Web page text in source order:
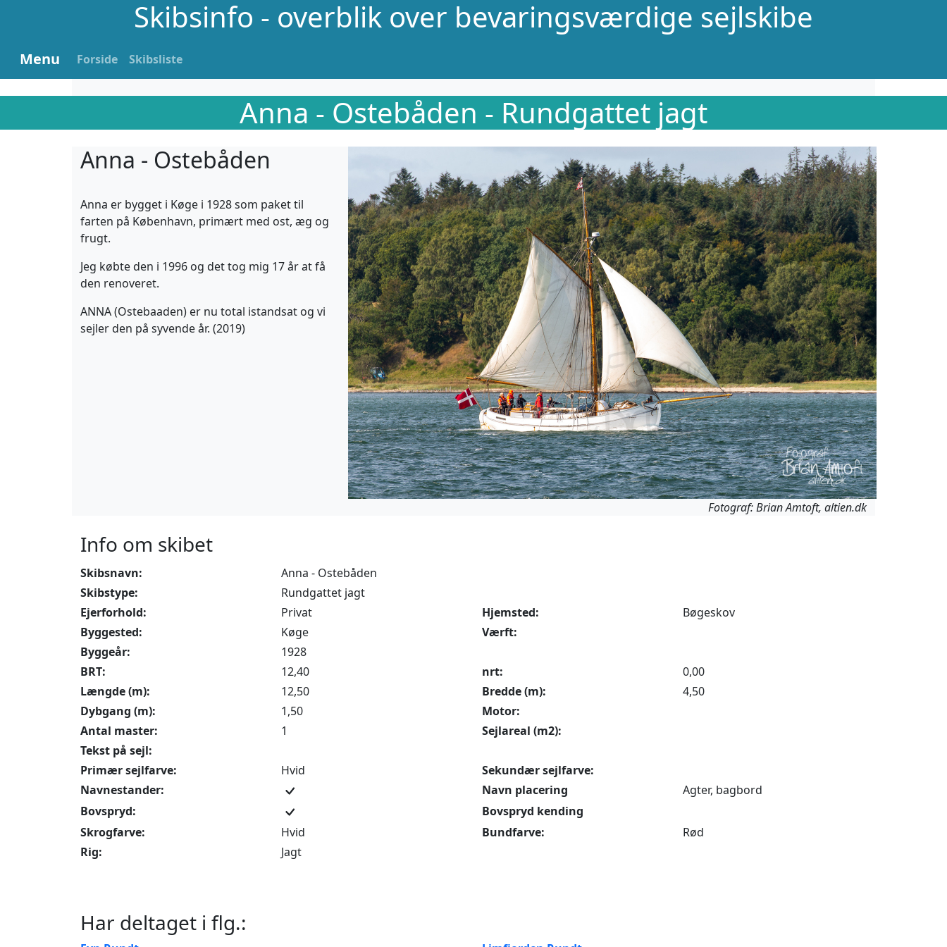
Skibsinfo - overblik over bevaringsværdige sejlskibe
Menu Forside Skibsliste
Anna - Ostebåden - Rundgattet jagt
Anna - Ostebåden
Anna er bygget i Køge i 1928 som paket til
farten på København, primært med ost, æg og
frugt.
Jeg købte den i 1996 og det tog mig 17 år at få
den renoveret.
ANNA (Ostebaaden) er nu total istandsat og vi
sejler den på syvende år. (2019)
Fotograf: Brian Amtoft, altien.dk
Info om skibet
Skibsnavn:
Anna - Ostebåden
Skibstype:
Rundgattet jagt
Ejerforhold:
Privat Hjemsted:
Bøgeskov
Byggested:
Køge
Værft:
Byggeår:
1928
BRT:
12,40 nrt:
0,00
Længde (m):
12,50 Bredde (m):
4,50
Dybgang (m):
1,50
Motor:
Antal master:
1
Sejlareal (m2):
Tekst på sejl:
Primær sejlfarve:
Hvid
Sekundær sejlfarve:
Navnestander:
Navn placering
Agter, bagbord
Bovspryd:
Bovspryd kending
Skrogfarve:
Hvid Bundfarve:
Rød
Rig:
Jagt
Har deltaget i flg.: